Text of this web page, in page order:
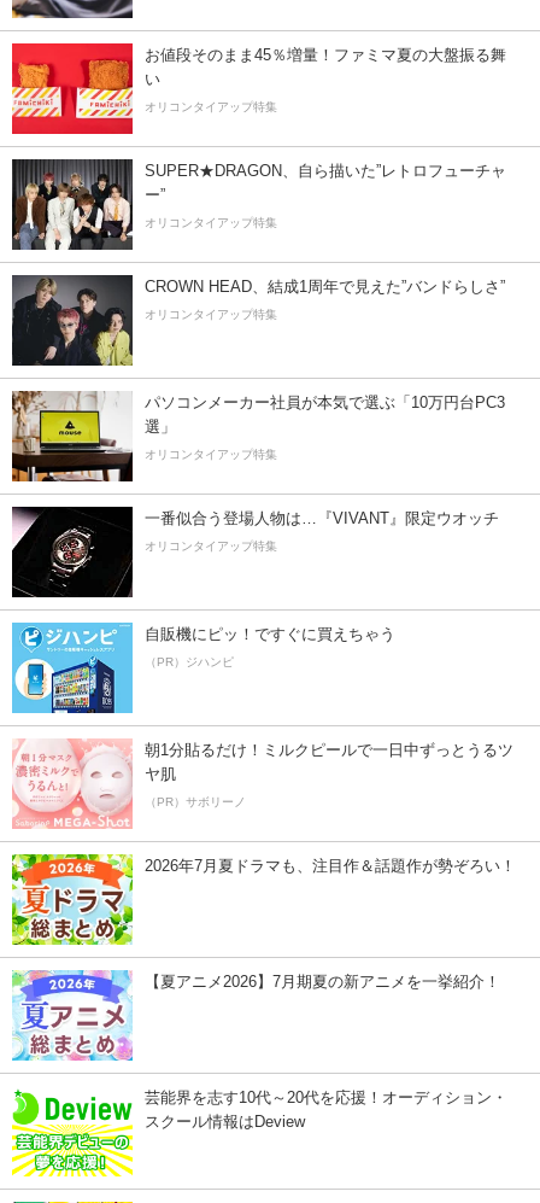
お値段そのまま45％増量！ファミマ夏の大盤振る舞
い
オリコンタイアップ特集
SUPER★DRAGON、自ら描いた”レトロフューチャ
ー”
オリコンタイアップ特集
CROWN HEAD、結成1周年で見えた”バンドらしさ”
オリコンタイアップ特集
パソコンメーカー社員が本気で選ぶ「10万円台PC3
選」
オリコンタイアップ特集
一番似合う登場人物は…『VIVANT』限定ウオッチ
オリコンタイアップ特集
自販機にピッ！ですぐに買えちゃう
（PR）ジハンピ
朝1分貼るだけ！ミルクピールで一日中ずっとうるツ
ヤ肌
（PR）サボリーノ
2026年7月夏ドラマも、注目作＆話題作が勢ぞろい！
【夏アニメ2026】7月期夏の新アニメを一挙紹介！
芸能界を志す10代～20代を応援！オーディション・
スクール情報はDeview